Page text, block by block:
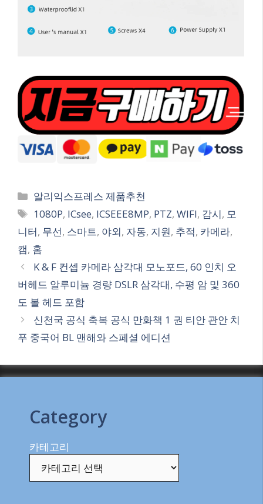
Categories
알리익스프레스 제품추천
Tags
1080P, ICsee, ICSEEE8MP, PTZ,WIFI, 감시, 모
니터, 무선, 스마트, 야외, 자동, 지원, 추적, 카메라,
캠, 홈
K & F 컨셉 카메라 삼각대 모노포드, 60 인치 오
버헤드 알루미늄 경량 DSLR 삼각대, 수평 암 및 360
도 볼 헤드 포함
신천국 공식 축복 공식 만화책 1 권 티안 관안 치
푸 중국어 BL 맨해와 스페셜 에디션
Category
카테고리